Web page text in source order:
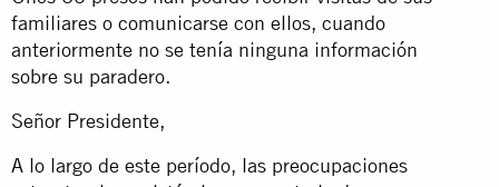
familiares o comunicarse con ellos, cuando
anteriormente no se tenía ninguna información
sobre su paradero.
Señor Presidente,
A lo largo de este período, las preocupaciones